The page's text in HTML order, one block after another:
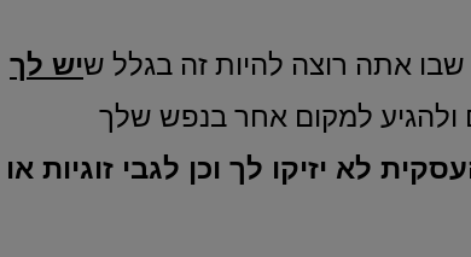
אתה רוצה להיות זה בגלל שיש לך
למקום אחר בנפש שלך
לא יזיקו לך וכן לגבי זוגיות או